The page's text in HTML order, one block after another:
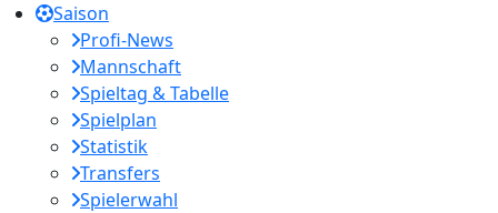
Saison
Profi-News
Mannschaft
Spieltag & Tabelle
Spielplan
Statistik
Transfers
Spielerwahl